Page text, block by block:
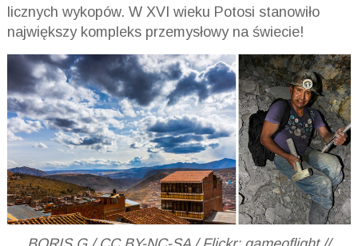
licznych wykopów. W XVI wieku Potosi stanowiło
największy kompleks przemysłowy na świecie!